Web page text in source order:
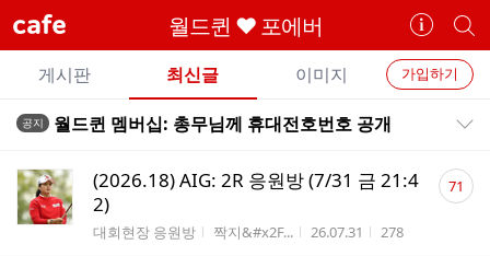
cafe 월드퀸 ♥ 포에버
카
페
정
보
개
별
카
페
검
카
페
메
가입하기
게시판 최신글 이미지
전
글
공지 월드퀸 멤버십: 총무님께 휴대전호번호 공개
(2026.18) AIG: 2R 응원방 (7/31 금 21:4
2)
게시판명
대회현장 응원방 작성자
짝지&#x2F... 작성시간
26.07.31 조회수
278
댓
글71